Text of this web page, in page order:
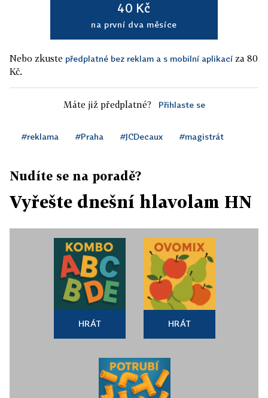
40 Kč
na první dva měsíce
Nebo zkuste předplatné bez reklam a s mobilní aplikací za 80
Kč.
Máte již předplatné? Přihlaste se
#reklama #Praha #JCDecaux #magistrát
Nudíte se na poradě?
Vyřešte dnešní hlavolam HN
HRÁT HRÁT